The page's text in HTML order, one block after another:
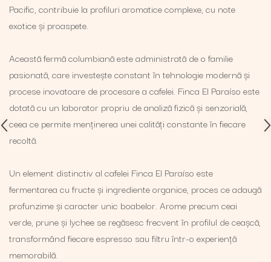
Pacific, contribuie la profiluri aromatice complexe, cu note
exotice și proaspete.
Această fermă columbiană este administrată de o familie
pasionată, care investește constant în tehnologie modernă și
procese inovatoare de procesare a cafelei. Finca El Paraíso este
dotată cu un laborator propriu de analiză fizică și senzorială,
ceea ce permite menținerea unei calități constante în fiecare
recoltă.
Un element distinctiv al cafelei Finca El Paraíso este
fermentarea cu fructe și ingrediente organice, proces ce adaugă
profunzime și caracter unic boabelor. Arome precum ceai
verde, prune și lychee se regăsesc frecvent în profilul de ceașcă,
transformând fiecare espresso sau filtru într-o experiență
memorabilă.